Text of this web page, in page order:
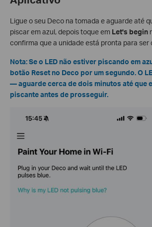
Ligue o seu Deco na tomada e aguarde até
piscar em azul, depois toque em Let's begin
confirma que a unidade está pronta para ser
Nota: Se o LED não estiver piscando em
botão Reset no Deco por um segundo. O
— aguarde cerca de dois minutos até que
piscante antes de prosseguir.